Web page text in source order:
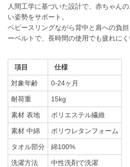
人間工学に基づいた設計で、赤ちゃん
い姿勢をサポート。
ベビースリングながら背中と肩への負
ーベルトで、長時間の使用でも疲れにく
項目 仕様
対象年齢 0-24ヶ月
耐荷重 15kg
素材 表地 ポリエステル繊維
素材 中綿 ポリウレタンフォーム
タオル部分 綿100%
洗濯方法 中性洗剤で洗濯